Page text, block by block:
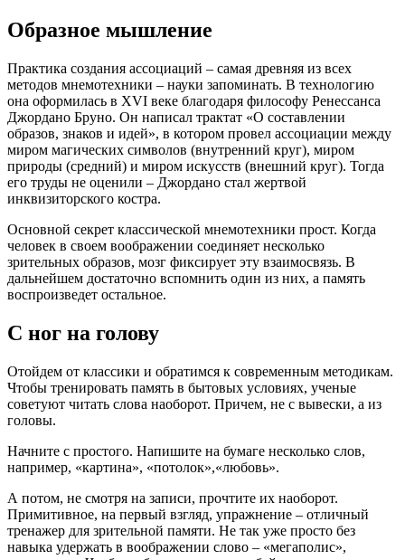
Образное мышление
Практика создания ассоциаций – самая древняя из всех
методов мнемотехники – науки запоминать. В технологию
она оформилась в XVI веке благодаря философу Ренессанса
Джордано Бруно. Он написал трактат «О составлении
образов, знаков и идей», в котором провел ассоциации между
миром магических символов (внутренний круг), миром
природы (средний) и миром искусств (внешний круг). Тогда
его труды не оценили – Джордано стал жертвой
инквизиторского костра.
Основной секрет классической мнемотехники прост. Когда
человек в своем воображении соединяет несколько
зрительных образов, мозг фиксирует эту взаимосвязь. В
дальнейшем достаточно вспомнить один из них, а память
воспроизведет остальное.
С ног на голову
Отойдем от классики и обратимся к современным методикам.
Чтобы тренировать память в бытовых условиях, ученые
советуют читать слова наоборот. Причем, не с вывески, а из
головы.
Начните с простого. Напишите на бумаге несколько слов,
например, «картина», «потолок»,«любовь».
А потом, не смотря на записи, прочтите их наоборот.
Примитивное, на первый взгляд, упражнение – отличный
тренажер для зрительной памяти. Не так уже просто без
навыка удержать в воображении слово – «мегаполис»,